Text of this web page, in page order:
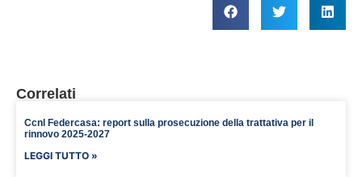
Correlati
Ccnl Federcasa: report sulla prosecuzione della trattativa per il
rinnovo 2025-2027
LEGGI TUTTO »